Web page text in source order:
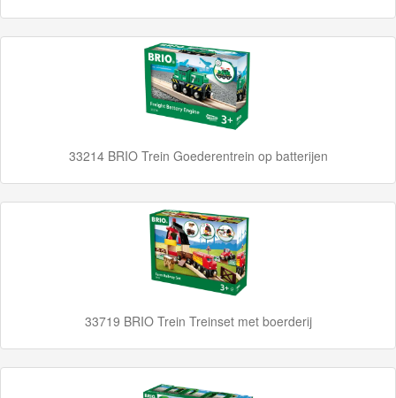
Thomas
de
Adventures
Thomas
Thomas
Trein
33214 BRIO Trein Goederentrein op batterijen
33719 BRIO Trein Treinset met boerderij